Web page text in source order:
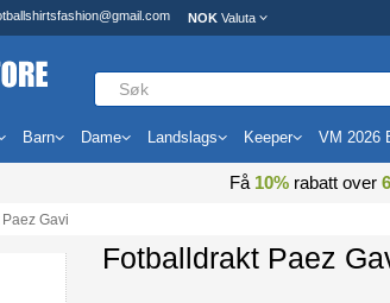
NOK Valuta
Barn Dame Landslags Keeper VM 2026
Få 10%rabatt over
Gavi
Fotballdrakt Paez